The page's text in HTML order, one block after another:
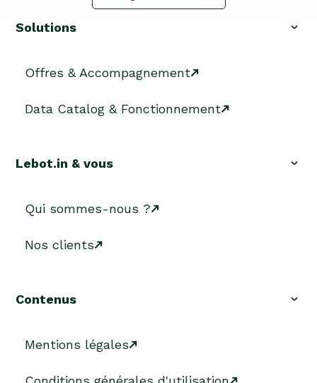
Solutions
Offres & Accompagnement
Data Catalog & Fonctionnement
Lebot.in & vous
Qui sommes-nous ?
Nos clients
Contenus
Mentions légales